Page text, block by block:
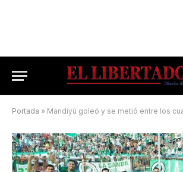
Portada » Mandiyú goleó y se metió entre los cuatro